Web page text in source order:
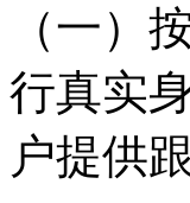
（一）
行真实
户提供